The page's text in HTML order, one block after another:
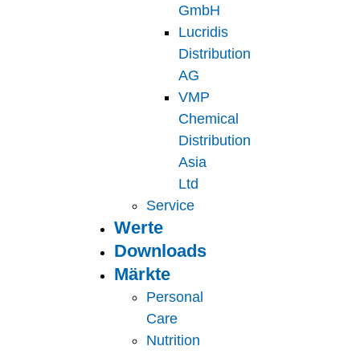
GmbH
Lucridis
Distribution
AG
VMP
Chemical
Distribution
Asia
Ltd
Service
Werte
Downloads
Märkte
Personal
Care
Nutrition